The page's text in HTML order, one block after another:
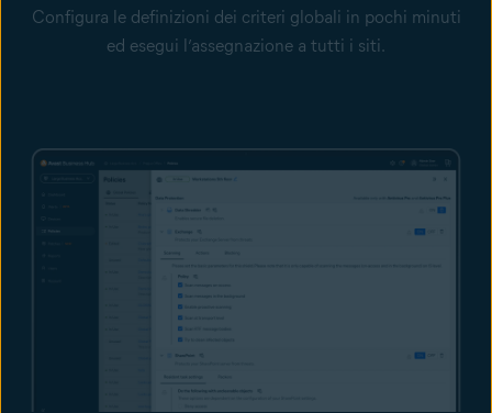
Configura le definizioni dei criteri globali in pochi minuti
ed esegui l’assegnazione a tutti i siti.